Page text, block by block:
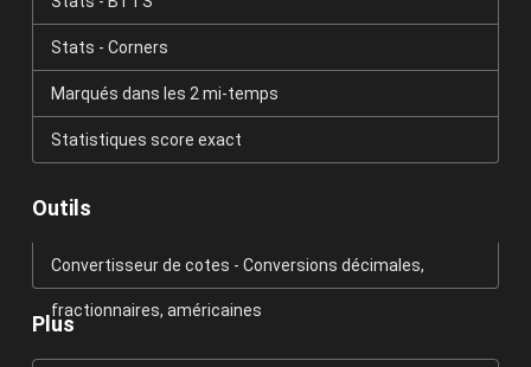
Stats - Corners
Marqués dans les 2 mi-temps
Statistiques score exact
Outils
Convertisseur de cotes - Conversions décimales,
fractionnaires, américaines
Plus